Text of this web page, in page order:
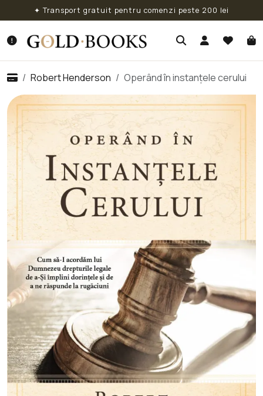
✦ Transport gratuit pentru comenzi peste 200 lei
Robert Henderson Operând în instanțele cerului